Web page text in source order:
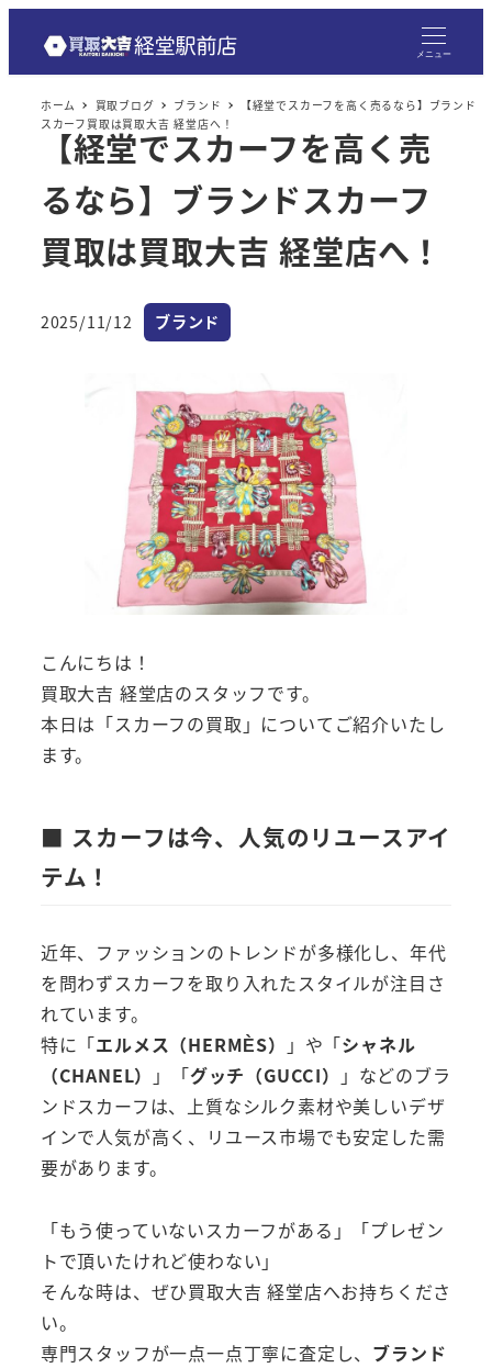
メニュー
ホーム 買取ブログ ブランド
【経堂でスカーフを高く売るなら】ブランド
スカーフ買取は買取大吉 経堂店へ！
【経堂でスカーフを高く売
るなら】ブランドスカーフ
買取は買取大吉 経堂店へ！
投稿日
2025/11/12 カテゴリー
ブランド
こんにちは！
買取大吉 経堂店のスタッフです。
本日は「スカーフの買取」についてご紹介いたし
ます。
■ スカーフは今、人気のリユースアイ
テム！
近年、ファッションのトレンドが多様化し、年代
を問わずスカーフを取り入れたスタイルが注目さ
れています。
特に「エルメス（HERMÈS） 」や「シャネル
（CHANEL）
」「グッチ（GUCCI）
」などのブラ
ンドスカーフは、上質なシルク素材や美しいデザ
インで人気が高く、リユース市場でも安定した需
要があります。
「もう使っていないスカーフがある」「プレゼン
トで頂いたけれど使わない」
そんな時は、ぜひ買取大吉 経堂店へお持ちくださ
い。
専門スタッフが一点一点丁寧に査定し、 ブランド